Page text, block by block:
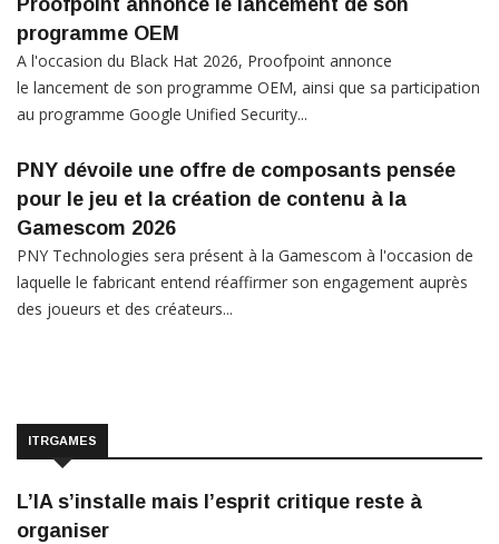
Proofpoint annonce le lancement de son
programme OEM
A l'occasion du Black Hat 2026, Proofpoint annonce
le lancement de son programme OEM, ainsi que sa participation
au programme Google Unified Security...
PNY dévoile une offre de composants pensée
pour le jeu et la création de contenu à la
Gamescom 2026
PNY Technologies sera présent à la Gamescom à l'occasion de
laquelle le fabricant entend réaffirmer son engagement auprès
des joueurs et des créateurs...
ITRGAMES
L’IA s’installe mais l’esprit critique reste à
organiser